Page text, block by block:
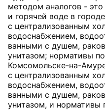
методом аналогов -
и горячей воде в
с централизованным
водоснабжением,
ванными с душем,
унитазом; нормативы
Комсомольске-на-
с централизованным
водоснабжением,
ванными с душем,
унитазом, и нормативы